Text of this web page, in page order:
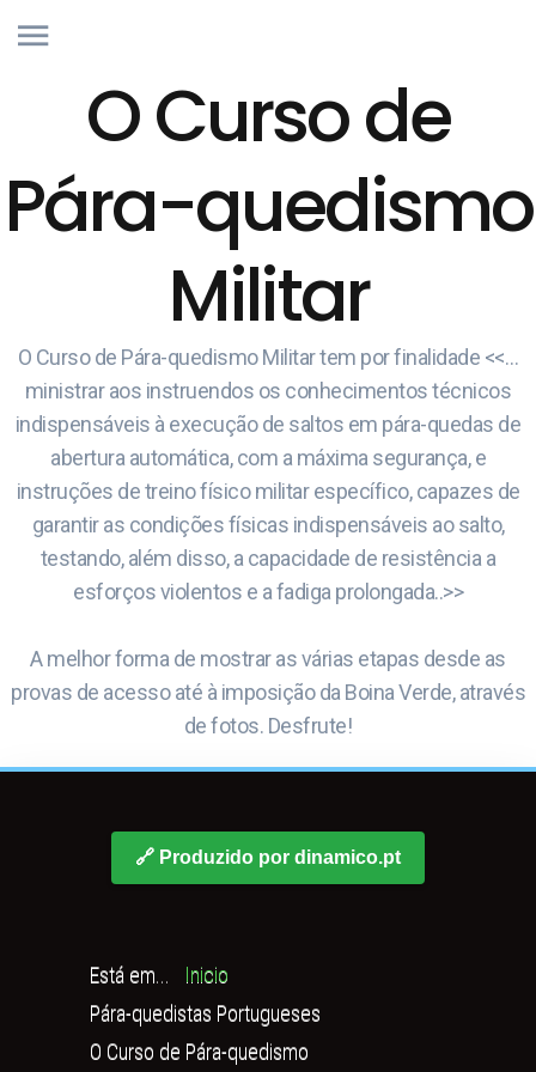
O Curso de
Pára-quedismo
Militar
O Curso de Pára-quedismo Militar tem por finalidade <<…
ministrar aos instruendos os conhecimentos técnicos
indispensáveis à execução de saltos em pára-quedas de
abertura automática, com a máxima segurança, e
instruções de treino físico militar específico, capazes de
garantir as condições físicas indispensáveis ao salto,
testando, além disso, a capacidade de resistência a
esforços violentos e a fadiga prolongada..>>
A melhor forma de mostrar as várias etapas desde as
provas de acesso até à imposição da Boina Verde, através
de fotos. Desfrute!
🔗 Produzido por dinamico.pt
Está em...
Inicio
Pára-quedistas Portugueses
O Curso de Pára-quedismo